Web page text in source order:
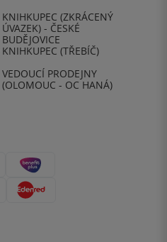
KNIHKUPEC (ZKRÁCENÝ
ÚVAZEK) - ČESKÉ
BUDĚJOVICE
KNIHKUPEC (TŘEBÍČ)
VEDOUCÍ PRODEJNY
(OLOMOUC - OC HANÁ)